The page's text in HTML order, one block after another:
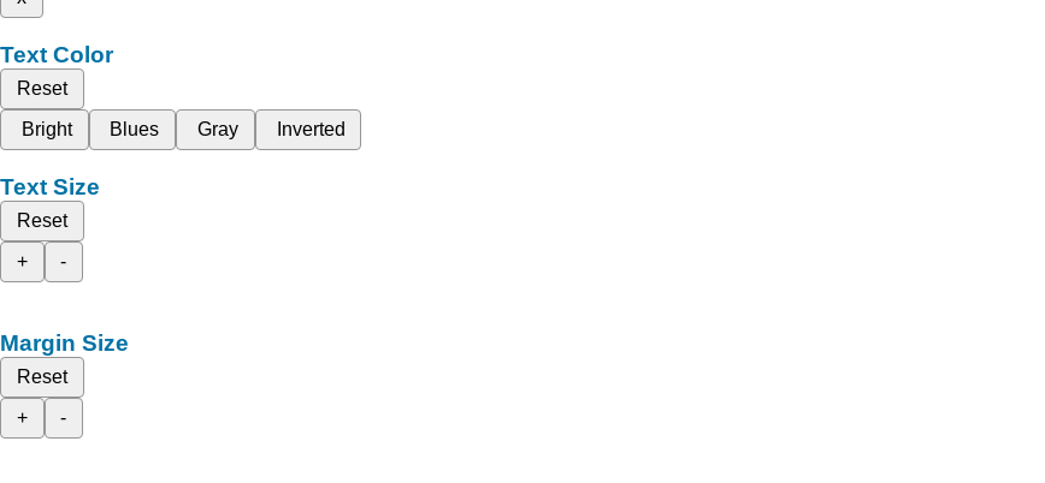
Text Color
Reset
Bright
Blues Gray Inverted
Text Size
Reset
+
-
Margin Size
Reset
+
-